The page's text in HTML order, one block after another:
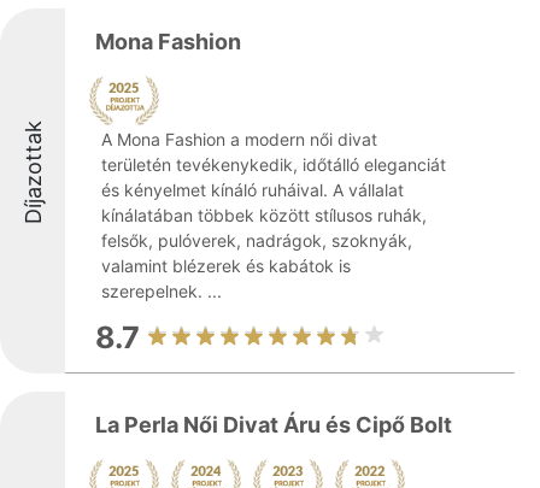
Díjazottak
Mona Fashion
A Mona Fashion a modern női divat
területén tevékenykedik, időtálló eleganciát
és kényelmet kínáló ruháival. A vállalat
kínálatában többek között stílusos ruhák,
felsők, pulóverek, nadrágok, szoknyák,
valamint blézerek és kabátok is
szerepelnek. ...
8.7
La Perla Női Divat Áru és Cipő Bolt